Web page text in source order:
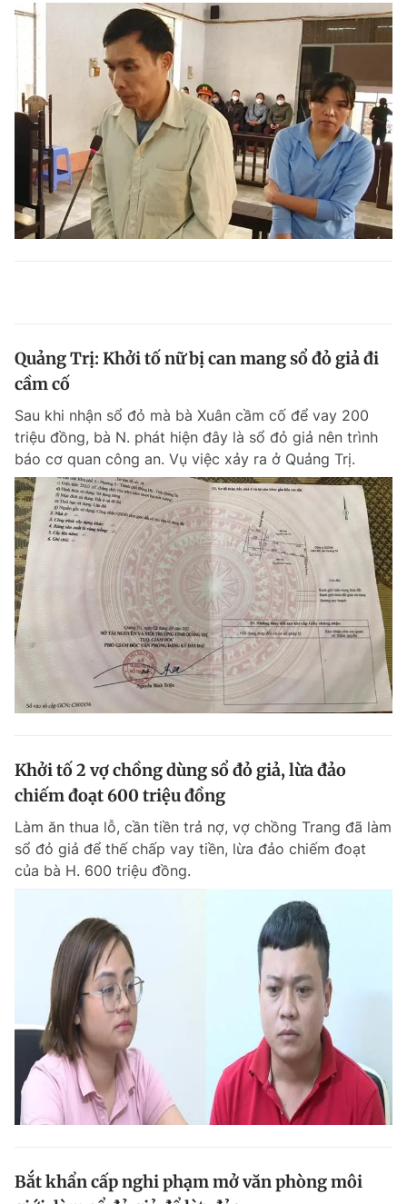
Quảng Trị: Khởi tố nữ bị can mang sổ đỏ giả đi
cầm cố
Sau khi nhận sổ đỏ mà bà Xuân cầm cố để vay 200
triệu đồng, bà N. phát hiện đây là sổ đỏ giả nên trình
báo cơ quan công an. Vụ việc xảy ra ở Quảng Trị.
Khởi tố 2 vợ chồng dùng sổ đỏ giả, lừa đảo
chiếm đoạt 600 triệu đồng
Làm ăn thua lỗ, cần tiền trả nợ, vợ chồng Trang đã làm
sổ đỏ giả để thế chấp vay tiền, lừa đảo chiếm đoạt
của bà H. 600 triệu đồng.
Bắt khẩn cấp nghi phạm mở văn phòng môi